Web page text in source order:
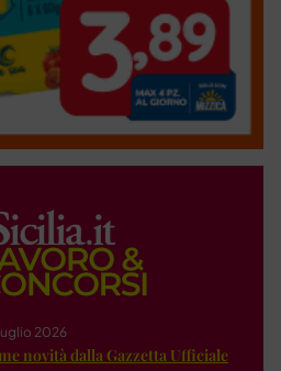
2026
novità dalla Gazzetta Ufficiale